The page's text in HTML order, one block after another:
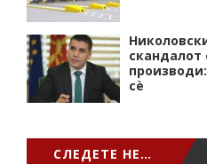
скандалот
сѐ
СЛЕДЕТЕ НЕ…